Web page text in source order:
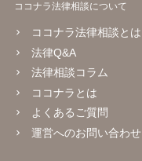
ココナラ法律相談について
ココナラ法律相談とは
法律Q&A
法律相談コラム
ココナラとは
よくあるご質問
運営へのお問い合わせ